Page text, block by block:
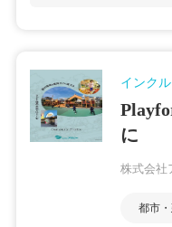
インク
に
株式会社
都市